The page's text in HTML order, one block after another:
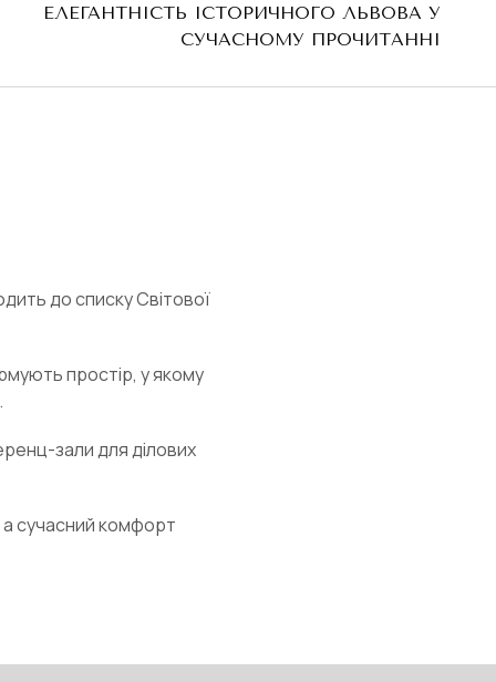
ЕЛЕГАНТНІСТЬ ІСТОРИЧНОГО ЛЬВОВА У
СУЧАСНОМУ ПРОЧИТАННІ
до списку Світової
простір, у якому
зали для ділових
а сучасний комфорт